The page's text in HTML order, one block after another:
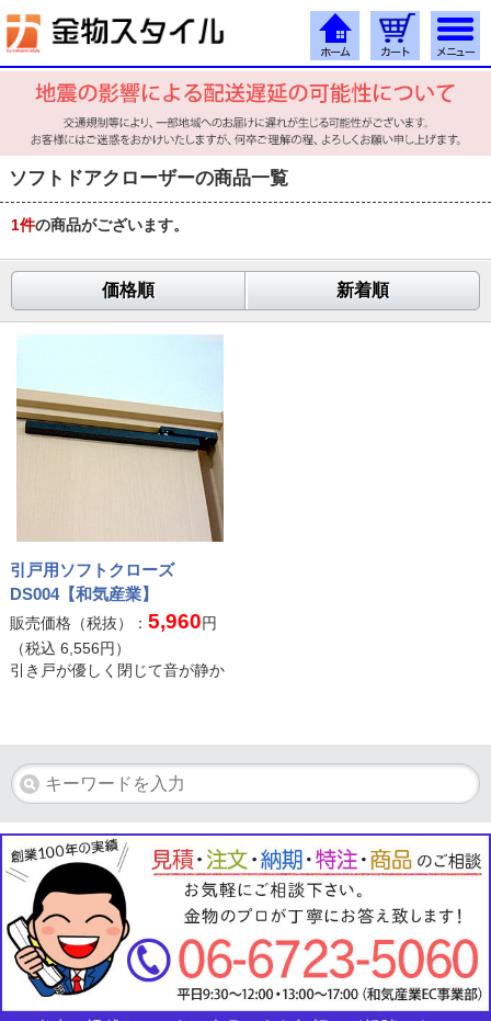
ソフトドアクローザーの商品一覧
1件の商品がございます。
価格順 新着順
引戸用ソフトクローズ
DS004【和気産業】
販売価格（税抜）： 5,960円
（税込 6,556円）
引き戸が優しく閉じて音が静か